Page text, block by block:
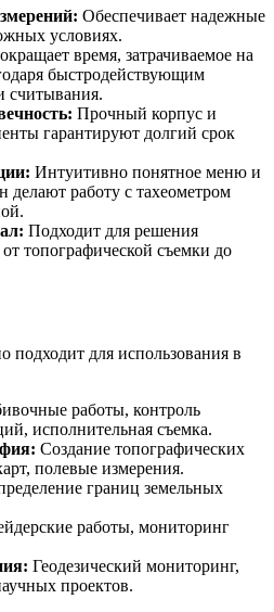
Обеспечивает надежные
условиях.
время, затрачиваемое на
быстродействующим
считывания.
Прочный корпус и
гарантируют долгий срок
Интуитивно понятное меню и
делают работу с тахеометром
Подходит для решения
топографической съемки до
подходит для использования в
работы, контроль
исполнительная съемка.
Создание топографических
полевые измерения.
границ земельных
работы, мониторинг
Геодезический мониторинг,
проектов.